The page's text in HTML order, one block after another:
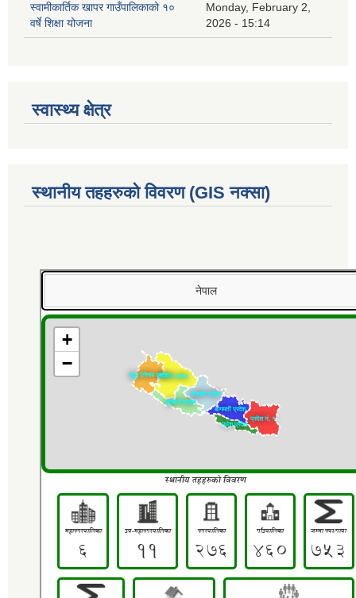
स्वामीकार्तिक खापर गाउँपालिकाको १०
वर्षे शिक्षा योजना
Monday, February 2,
2026 - 15:14
स्वास्थ्य क्षेत्र
स्थानीय तहहरुको विवरण (GIS नक्सा)